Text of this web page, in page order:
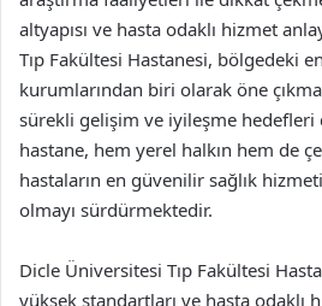
altyapısı ve hasta odaklı hizmet
Tıp Fakültesi Hastanesi, bölgedeki
kurumlarından biri olarak öne
sürekli gelişim ve iyileşme
hastane, hem yerel halkın hem de
hastaların en güvenilir sağlık
olmayı sürdürmektedir.
Dicle Üniversitesi Tıp Fakültesi
yüksek standartları ve hasta odaklı